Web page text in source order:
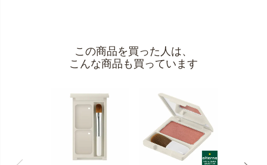
この商品を買った人は、
こんな商品も買っています